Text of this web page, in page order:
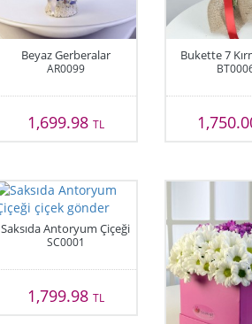
Beyaz Gerberalar
AR0099
1,699.98 TL
Bukette 7
Saksıda Antoryum Çiçeği
SC0001
1,799.98 TL